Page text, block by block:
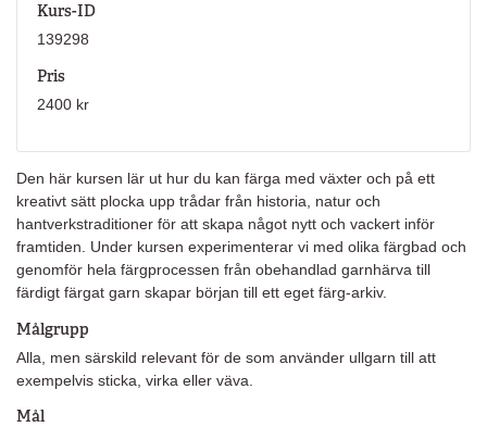
Den här kursen lär ut hur du kan färga med växter och på ett
kreativt sätt plocka upp trådar från historia, natur och
hantverkstraditioner för att skapa något nytt och vackert inför
framtiden. Under kursen experimenterar vi med olika färgbad och
genomför hela färgprocessen från obehandlad garnhärva till
färdigt färgat garn skapar början till ett eget färg-arkiv.
Målgrupp
Alla, men särskild relevant för de som använder ullgarn till att
exempelvis sticka, virka eller väva.
Mål
Kurs-ID
139298
Pris
2400 kr